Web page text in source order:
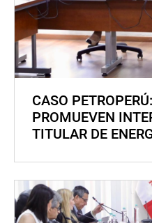
CASO
PROMUEVEN
TITULAR DE